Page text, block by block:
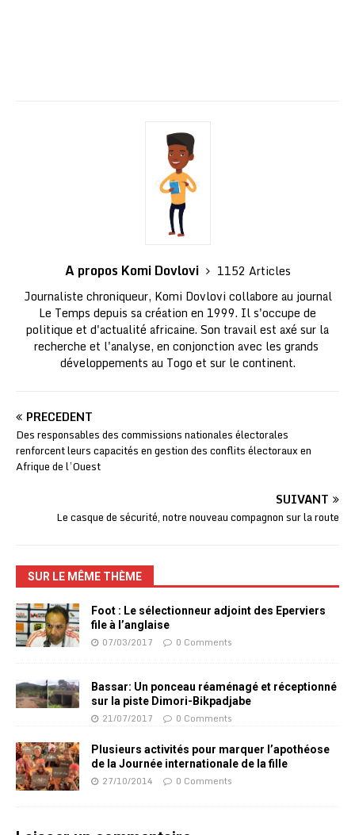
A propos Komi Dovlovi
1152 Articles
Journaliste chroniqueur, Komi Dovlovi collabore au journal
Le Temps depuis sa création en 1999. Il s'occupe de
politique et d'actualité africaine. Son travail est axé sur la
recherche et l'analyse, en conjonction avec les grands
développements au Togo et sur le continent.
PRÉCÉDENT
Des responsables des commissions nationales électorales
renforcent leurs capacités en gestion des conflits électoraux en
Afrique de l’Ouest
SUIVANT
Le casque de sécurité, notre nouveau compagnon sur la route
SUR LE MÊME THÈME
Foot : Le sélectionneur adjoint des Eperviers
file à l’anglaise
07/03/2017 0 Comments
Bassar: Un ponceau réaménagé et réceptionné
sur la piste Dimori-Bikpadjabe
21/07/2017 0 Comments
Plusieurs activités pour marquer l’apothéose
de la Journée internationale de la fille
27/10/2014 0 Comments